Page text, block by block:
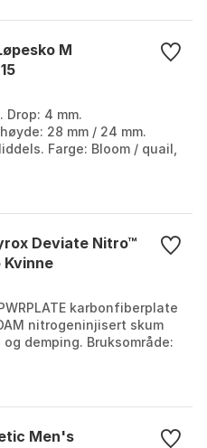
M
Drop: 4 mm.
28 mm / 24 mm.
Farge: Bloom / quail,
navy, P...
Deviate Nitro™
Kvinne
karbonfiberplate
nitrogeninjisert skum
demping. Bruksområde:
og trening....
Men's